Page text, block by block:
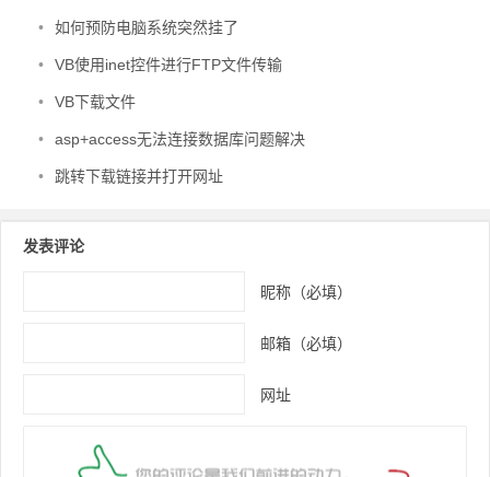
• 如何预防电脑系统突然挂了
• VB使用inet控件进行FTP文件传输
• VB下载文件
• asp+access无法连接数据库问题解决
• 跳转下载链接并打开网址
发表评论
昵称（必填）
邮箱（必填）
网址